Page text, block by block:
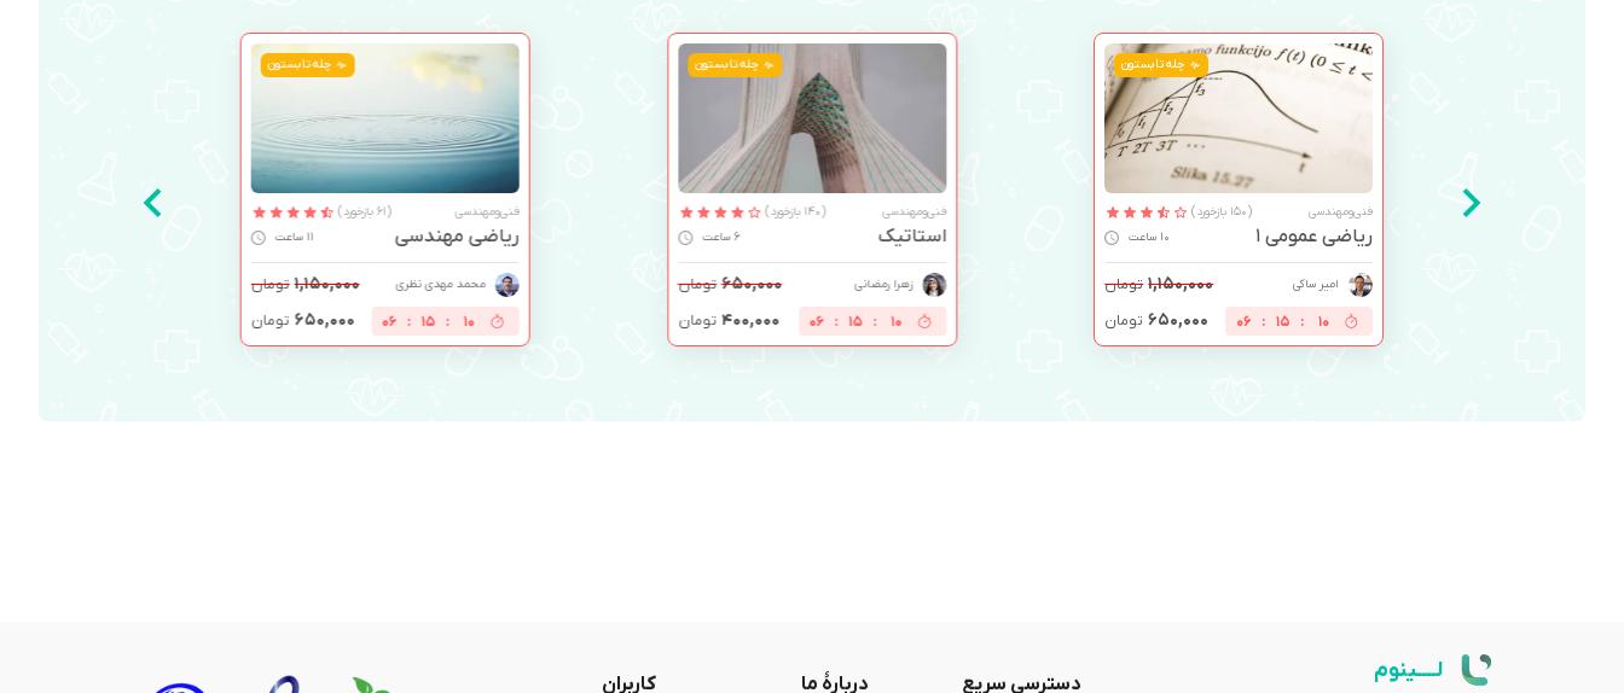
چله تابستون
فنی‌ومهندسی (150 بازخورد)
ریاضی عمومی 1 10 ساعت
امیر ساکی ۱,۱۵۰,۰۰۰ تومان
10
:
15
:
06 ۶۵۰,۰۰۰ تومان
چله تابستون
فنی‌ومهندسی (140 بازخورد)
استاتیک 6 ساعت
زهرا رمضانی ۶۵۰,۰۰۰ تومان
10
:
15
:
06 ۴۰۰,۰۰۰ تومان
چله تابستون
فنی‌ومهندسی (61 بازخورد)
ریاضی مهندسی 11 ساعت
محمد مهدی نظری ۱,۱۵۰,۰۰۰ تومان
10
:
15
:
06 ۶۵۰,۰۰۰ تومان
لــــینوم
دسترسی سریع دربارۀ ما کاربران